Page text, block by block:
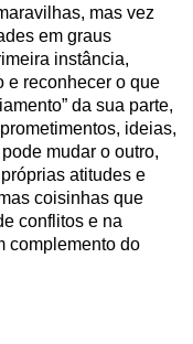
mas vez
em graus
instância,
e reconhecer o que
da sua parte,
ideias,
mudar o outro,
atitudes e
coisinhas que
conflitos e na
complemento do